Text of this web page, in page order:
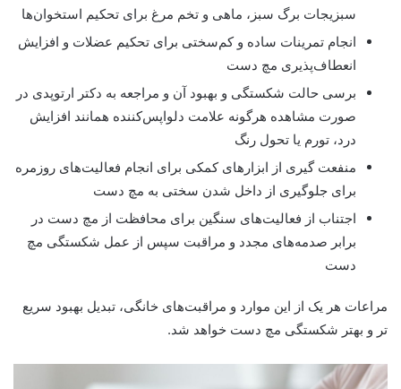
سبزیجات برگ سبز، ماهی و تخم مرغ برای تحکیم استخوان‌ها
انجام تمرینات ساده و کم‌سختی برای تحکیم عضلات و افزایش
انعطاف‌پذیری مچ دست
برسی حالت شکستگی و بهبود آن و مراجعه به دکتر ارتوپدی در
صورت مشاهده هرگونه علامت دلواپس‌کننده همانند افزایش
درد، تورم یا تحول رنگ
منفعت گیری از ابزارهای کمکی برای انجام فعالیت‌های روزمره
برای جلوگیری از داخل شدن سختی به مچ دست
اجتناب از فعالیت‌های سنگین برای محافظت از مچ دست در
برابر صدمه‌های مجدد و مراقبت سپس از عمل شکستگی مچ
دست
مراعات هر یک از این موارد و مراقبت‌های خانگی، تبدیل بهبود سریع
تر و بهتر شکستگی مچ دست خواهد شد.